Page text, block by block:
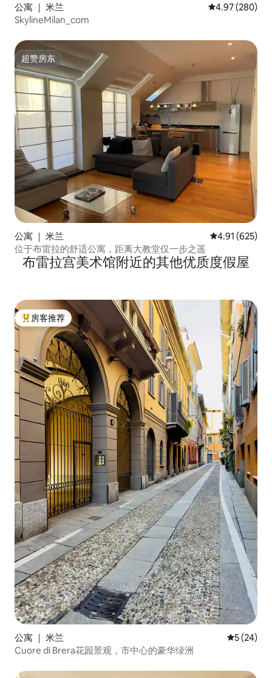
公寓 ｜ 米兰 平均评分 4.97
4.97 (280)
SkylineMilan_com
超赞房东
超赞房东
公寓 ｜ 米兰 平均评分 4.91
4.91 (625)
位于布雷拉的舒适公寓，距离大教堂仅一步之遥
布雷拉宫美术馆附近的其他优质度假屋
热门「房客推荐」
房客推荐
公寓 ｜ 米兰 平均评分
5 (24)
Cuore di Brera花园景观，市中心的豪华绿洲